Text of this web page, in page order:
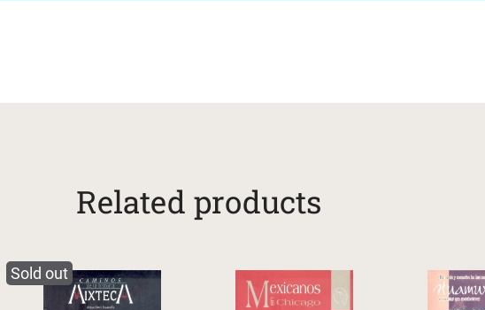
Related products
Sold out